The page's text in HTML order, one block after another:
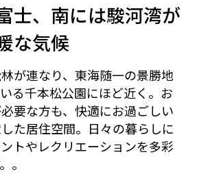
士、南には駿河湾が
な気候
が連なり、東海随一の景勝地
る千本松公園にほど近く。お
要な方も、快適にお過ごしい
た居住空間。日々の暮らしに
トやレクリエーションを多彩
。